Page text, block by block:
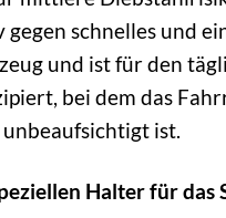
schnelles und
und ist für den
bei dem das
ist.
Halter für das